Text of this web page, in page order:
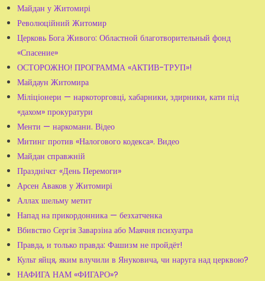
Майдан у Житомирі
Революційний Житомир
Церковь Бога Живого: Областной благотворительный фонд
«Спасение»
ОСТОРОЖНО! ПРОГРАММА «АКТИВ-ТРУП»!
Майдаун Житомира
Міліціонери — наркоторговці, хабарники, здирники, кати під
«дахом» прокуратури
Менти — наркомани. Відео
Митинг против «Налогового кодекса». Видео
Майдан справжній
Празднічєг «День Перемоги»
Арсен Аваков у Житомирі
Аллах шельму метит
Напад на прикордонника — безхатченка
Вбивство Сергія Заварзіна або Маячня психуатра
Правда, и только правда: Фашизм не пройдёт!
Культ яйця, яким влучили в Януковича, чи наруга над церквою?
НАФИГА НАМ «ФИГАРО»?